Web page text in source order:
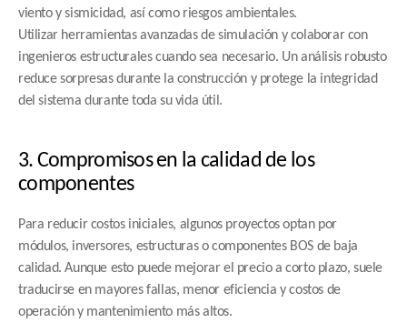
viento y sismicidad, así como riesgos ambientales.
Utilizar herramientas avanzadas de simulación y colaborar con
ingenieros estructurales cuando sea necesario. Un análisis robusto
reduce sorpresas durante la construcción y protege la integridad
del sistema durante toda su vida útil.
3. Compromisos en la calidad de los
componentes
Para reducir costos iniciales, algunos proyectos optan por
módulos, inversores, estructuras o componentes BOS de baja
calidad. Aunque esto puede mejorar el precio a corto plazo, suele
traducirse en mayores fallas, menor eficiencia y costos de
operación y mantenimiento más altos.